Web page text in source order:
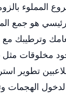
المملوء
هو جمع
وترطيبك مع
مخلوقات مثل
تطوير
لدخول الهجمات